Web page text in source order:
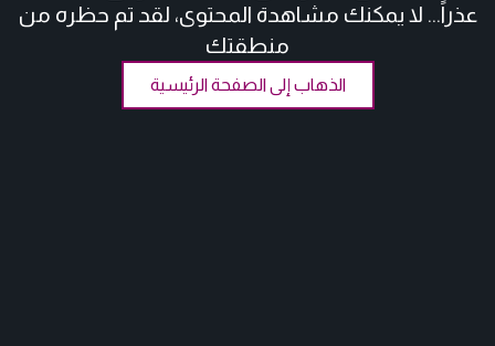
عذراً... لا يمكنك مشاهدة المحتوى، لقد تم حظره من
منطقتك
الذهاب إلى الصفحة الرئيسية